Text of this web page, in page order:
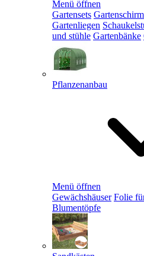
Menü öffnen
Gartensets
Gartenliegen
und stühle Gartenbänke
Pflanzenanbau
Menü öffnen
Gewächshäuser Folie
Blumentöpfe